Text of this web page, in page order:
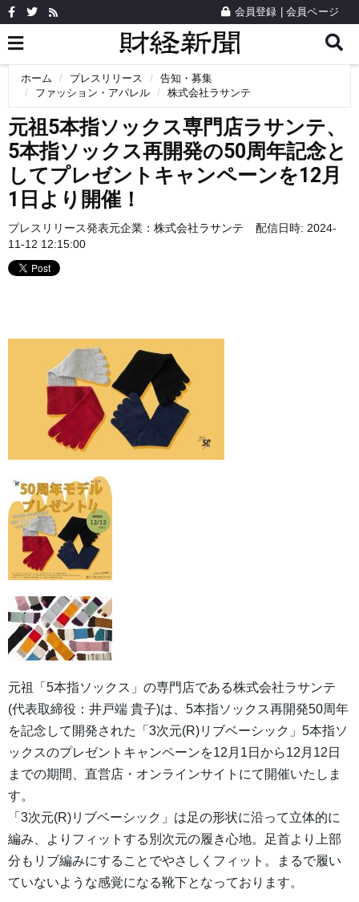
会員登録 会員ページ
ホーム プレスリリース
告知・募集
ファッション・アパレル
株式会社ラサンテ
元祖5本指ソックス専門店ラサンテ、
5本指ソックス再開発の50周年記念と
してプレゼントキャンペーンを12月
1日より開催！
プレスリリース発表元企業： 株式会社ラサンテ
配信日時: 2024-
11-12 12:15:00
元祖「5本指ソックス」の専門店である株式会社ラサンテ
(代表取締役：井戸端 貴子)は、5本指ソックス再開発50周年
を記念して開発された「3次元(R)リブベーシック」5本指ソ
ックスのプレゼントキャンペーンを12月1日から12月12日
までの期間、直営店・オンラインサイトにて開催いたしま
す。
「3次元(R)リブベーシック」は足の形状に沿って立体的に
編み、よりフィットする別次元の履き心地。足首より上部
分もリブ編みにすることでやさしくフィット。まるで履い
ていないような感覚になる靴下となっております。